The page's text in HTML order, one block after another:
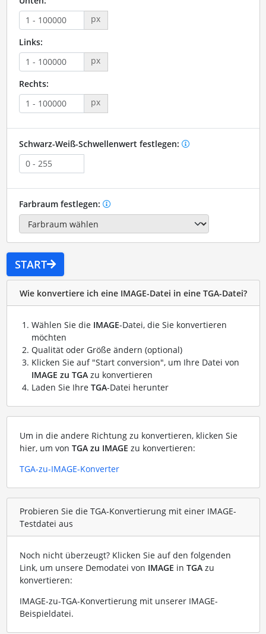
px
Links:
px
Rechts:
px
Schwarz-Weiß-Schwellenwert festlegen:
Farbraum festlegen:
START
Wie konvertiere ich eine IMAGE-Datei in eine TGA-Datei?
Wählen Sie die IMAGE-Datei, die Sie konvertieren
möchten
Qualität oder Größe ändern (optional)
Klicken Sie auf "Start conversion", um Ihre Datei von
IMAGE zu TGAzu konvertieren
Laden Sie Ihre TGA-Datei herunter
Um in die andere Richtung zu konvertieren, klicken Sie
hier, um von TGA zu IMAGE zu konvertieren:
TGA-zu-IMAGE-Konverter
Probieren Sie die TGA-Konvertierung mit einer IMAGE-
Testdatei aus
Noch nicht überzeugt? Klicken Sie auf den folgenden
Link, um unsere Demodatei von IMAGE in TGAzu
konvertieren:
IMAGE-zu-TGA-Konvertierung mit unserer IMAGE-
Beispieldatei.